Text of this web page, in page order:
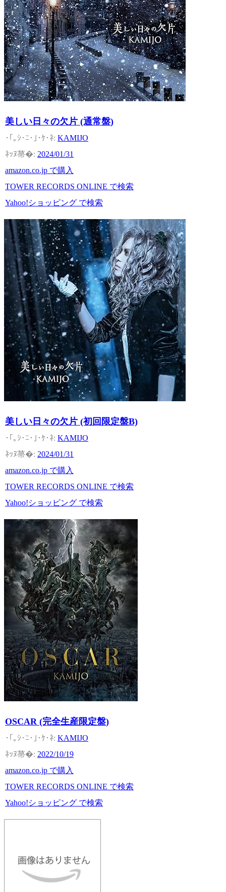
美しい日々の欠片 (通常盤)
KAMIJO
2024/01/31
amazon.co.jp で購入
TOWER RECORDS ONLINE で検索
Yahoo!ショッピング で検索
美しい日々の欠片 (初回限定盤B)
KAMIJO
2024/01/31
amazon.co.jp で購入
TOWER RECORDS ONLINE で検索
Yahoo!ショッピング で検索
OSCAR (完全生産限定盤)
KAMIJO
2022/10/19
amazon.co.jp で購入
TOWER RECORDS ONLINE で検索
Yahoo!ショッピング で検索